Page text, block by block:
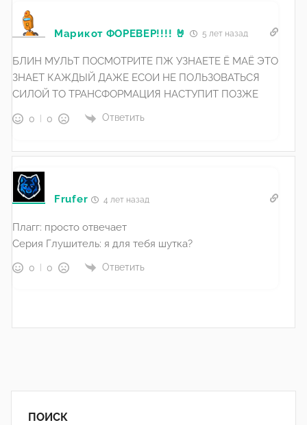
Марикот ФОРЕВЕР!!!! 🤘 5 лет назад
БЛИН МУЛЬТ ПОСМОТРИТЕ ПЖ УЗНАЕТЕ Ё МАЁ ЭТО
ЗНАЕТ КАЖДЫЙ ДАЖЕ ЕСОИ НЕ ПОЛЬЗОВАТЬСЯ
СИЛОЙ ТО ТРАНСФОРМАЦИЯ НАСТУПИТ ПОЗЖЕ
0 0 Ответить
Frufer 4 лет назад
Плагг: просто отвечает
Серия Глушитель: я для тебя шутка?
0 0 Ответить
ПОИСК